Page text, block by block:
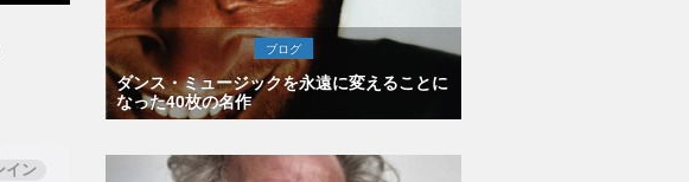
ブログ
ダンス・ミュージックを永遠に変えることに
なった40枚の名作